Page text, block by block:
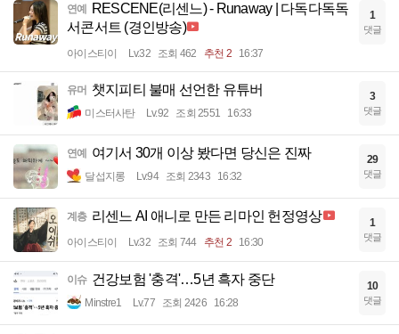
연예
RESCENE(리센느) - Runaway | 다독다독독
서콘서트 (경인방송)
아이스티이 Lv.32 조회 462 추천 2 16:37
1
댓글
유머 챗지피티 불매 선언한 유튜버
미스터사탄 Lv.92 조회 2551 16:33
3
댓글
연예 여기서 30개 이상 봤다면 당신은 진짜
달섭지롱 Lv.94 조회 2343 16:32
29
댓글
계층 리센느 AI 애니로 만든 리마인 헌정영상
아이스티이 Lv.32 조회 744 추천 2 16:30
1
댓글
이슈 건강보험 '충격'…5년 흑자 중단
Minstre1 Lv.77 조회 2426 16:28
10
댓글